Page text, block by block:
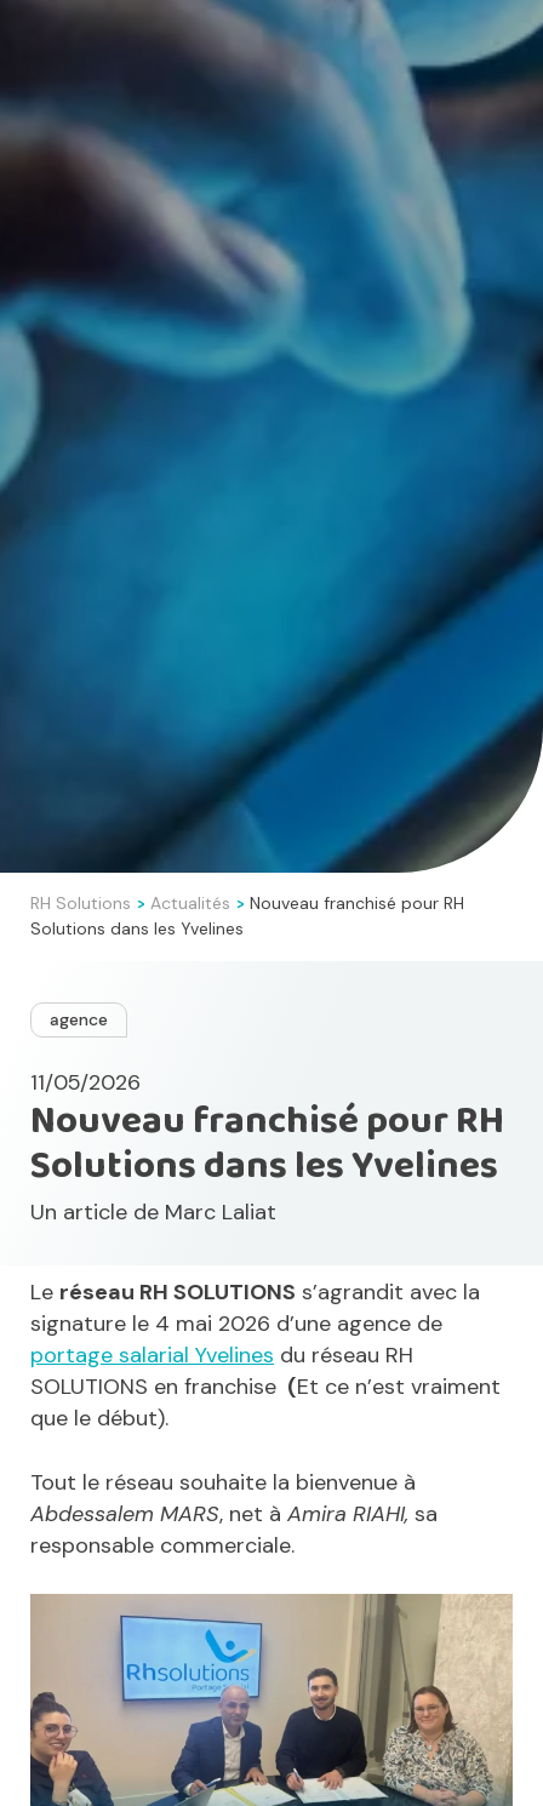
RH Solutions > Actualités > Nouveau franchisé pour RH
Solutions dans les Yvelines
agence
11/05/2026
Nouveau franchisé pour RH
Solutions dans les Yvelines
Un article de Marc Laliat
Le réseau RH SOLUTIONS s’agrandit avec la
signature le 4 mai 2026 d’une agence de
portage salarial Yvelines du réseau RH
SOLUTIONS en franchise (Et ce n’est vraiment
que le début).
Tout le réseau souhaite la bienvenue à
Abdessalem MARS, net à Amira RIAHI, sa
responsable commerciale.